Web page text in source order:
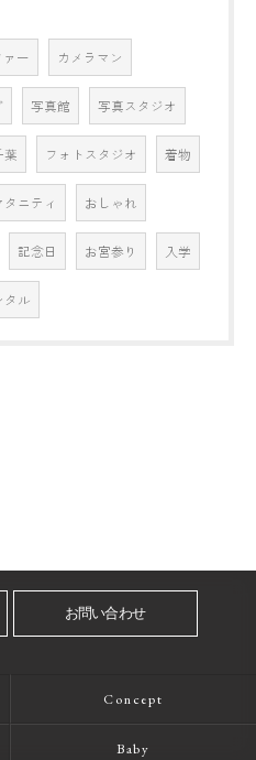
ー カメラマン
写真館 写真スタジオ
葉 フォトスタジオ 着物
タニティ おしゃれ
記念日 お宮参り 入学
タル
お問い合わせ
Concept
Baby